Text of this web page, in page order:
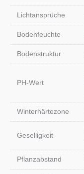
Lichtansprüche
Bodenfeuchte
Bodenstruktur
PH-Wert
Winterhärtezone
Geselligkeit
Pflanzabstand